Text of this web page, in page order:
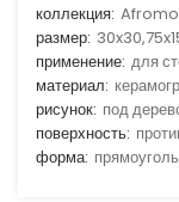
коллекция:
размер:
применение: для
материал:
рисунок: под
поверхность:
форма: